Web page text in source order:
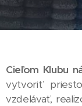
Cieľom Klubu
vytvoriť
vzdelávať,